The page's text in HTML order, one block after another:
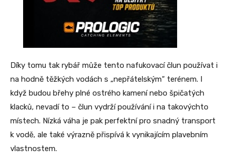
Díky tomu tak rybář může tento nafukovací člun používat i
na hodně těžkých vodách s „nepřátelským“ terénem. I
když budou břehy plné ostrého kamení nebo špičatých
klacků, nevadí to – člun vydrží používání i na takovýchto
místech. Nízká váha je pak perfektní pro snadný transport
k vodě, ale také výrazně přispívá k vynikajícím plavebním
vlastnostem.